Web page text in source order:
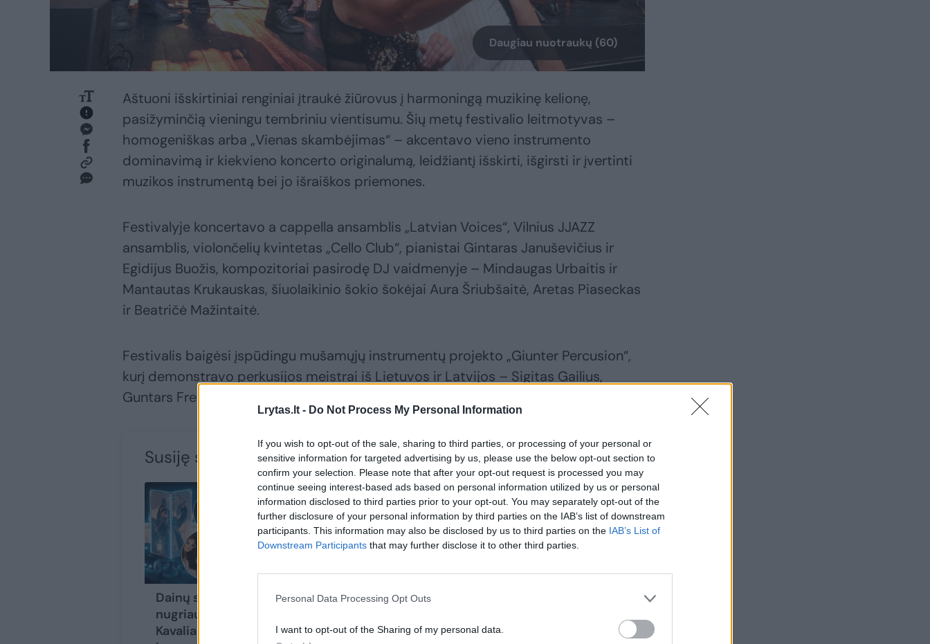
Lrytas.lt - Do Not Process My Personal Information
If you wish to opt-out of the sale, sharing to third parties, or processing of your personal or
sensitive information for targeted advertising by us, please use the below opt-out section to
confirm your selection. Please note that after your opt-out request is processed you may
continue seeing interest-based ads based on personal information utilized by us or personal
information disclosed to third parties prior to your opt-out. You may separately opt-out of the
further disclosure of your personal information by third parties on the IAB’s list of downstream
participants. This information may also be disclosed by us to third parties on the IAB’s List of
Downstream Participants that may further disclose it to other third parties.
Personal Data Processing Opt Outs
I want to opt-out of the Sharing of my personal data.
Daugiau nuotraukų (60)
Aštuoni išskirtiniai renginiai įtraukė žiūrovus į harmoningą muzikinę kelionę,
pasižyminčią vieningu tembriniu vientisumu. Šių metų festivalio leitmotyvas –
homogeniškas arba „Vienas skambėjimas“ – akcentavo vieno instrumento
dominavimą ir kiekvieno koncerto originalumą, leidžiantį išskirti, išgirsti ir įvertinti
muzikos instrumentą bei jo išraiškos priemones.
Festivalyje koncertavo a cappella ansamblis „Latvian Voices“, Vilnius JJAZZ
ansamblis, violončelių kvintetas „Cello Club“, pianistai Gintaras Januševičius ir
Egidijus Buožis, kompozitoriai pasirodę DJ vaidmenyje – Mindaugas Urbaitis ir
Mantautas Krukauskas, šiuolaikinio šokio šokėjai Aura Šriubšaitė, Aretas Piaseckas
ir Beatričė Mažintaitė.
Festivalis baigėsi įspūdingu mušamųjų instrumentų projekto „Giunter Percusion“,
kurį demonstravo perkusijos meistrai iš Lietuvos ir Latvijos – Sigitas Gailius,
Guntars Freiberg ir Pavelas Giunteris koncertu.
Susiję straipsniai
Dainų slėnyje
nugriaudėjo M.
Kavaliausko
Paskutinę vasaros
sudrebino Vaido
muzikos festivalis